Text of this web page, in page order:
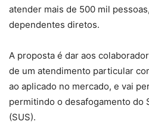
atender mais de 500 mil
dependentes diretos.
A proposta é dar aos
de um atendimento particular
ao aplicado no mercado, e vai
permitindo o desafogamento do
(SUS).